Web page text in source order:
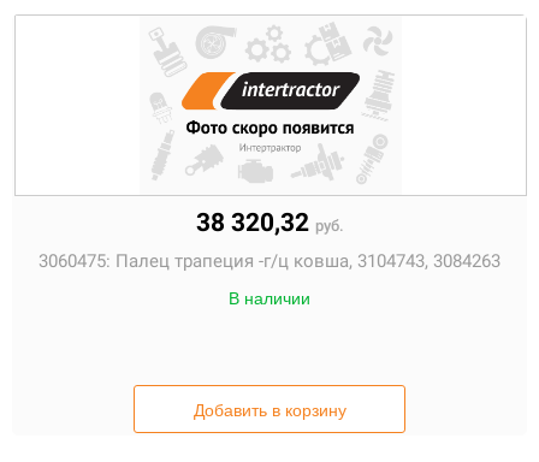
38 320,32 руб.
3060475: Палец трапеция -г/ц ковша, 3104743, 3084263
В наличии
Добавить в корзину